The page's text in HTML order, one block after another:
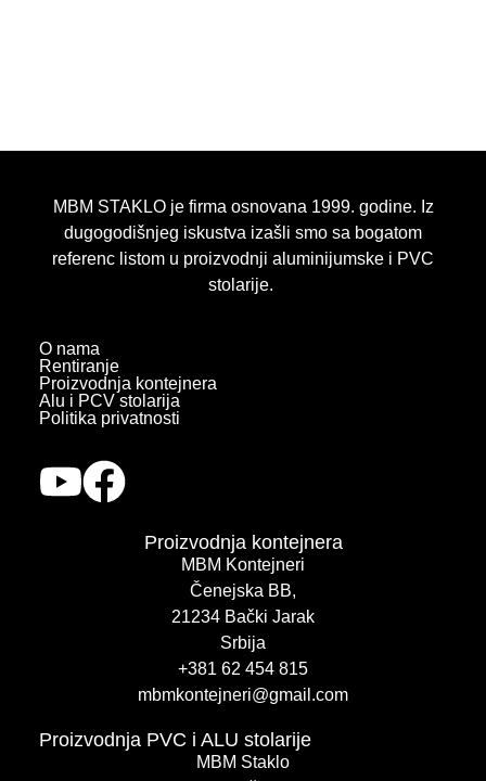
MBM STAKLO je firma osnovana 1999. godine. Iz
dugogodišnjeg iskustva izašli smo sa bogatom
referenc listom u proizvodnji aluminijumske i PVC
stolarije.
O nama
Rentiranje
Proizvodnja kontejnera
Alu i PCV stolarija
Politika privatnosti
Proizvodnja kontejnera
MBM Kontejneri
Čenejska BB,
21234 Bački Jarak
Srbija
+381 62 454 815
mbmkontejneri@gmail.com
Proizvodnja PVC i ALU stolarije
MBM Staklo